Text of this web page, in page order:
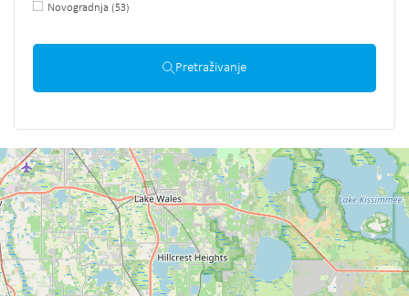
Novogradnja (53)
Pretraživanje